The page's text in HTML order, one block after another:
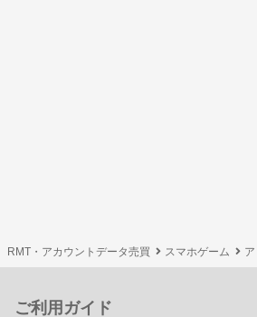
RMT・アカウントデータ売買 スマホゲーム
ご利用ガイド